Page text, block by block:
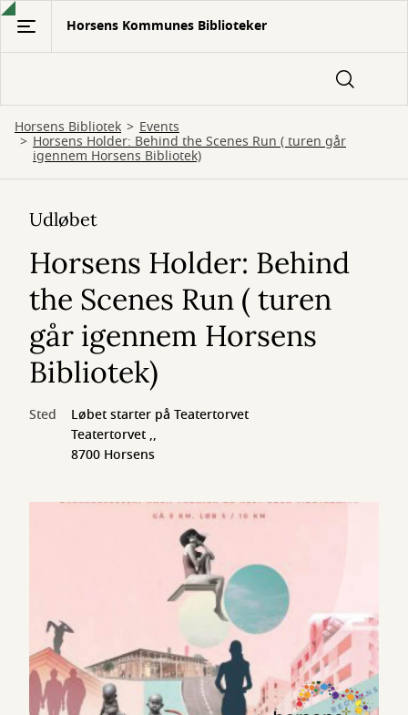
Gå
hovedindhold
Horsens Kommunes Biblioteker
Horsens Bibliotek Events
Horsens Holder: Behind the Scenes Run ( turen går
igennem Horsens Bibliotek)
Udløbet
Horsens Holder: Behind
the Scenes Run ( turen
går igennem Horsens
Bibliotek)
Sted
Løbet starter på Teatertorvet
Teatertorvet ,,
8700 Horsens